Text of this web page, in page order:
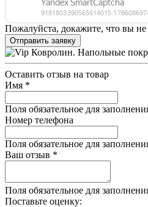
Пожалуйста, докажите, что вы не
Отправить заявку
Оставить отзыв на товар
Имя *
Поля обязательное для
Номер телефона
Поля обязательное для
Ваш отзыв *
Поля обязательное для
Поставьте оценку: